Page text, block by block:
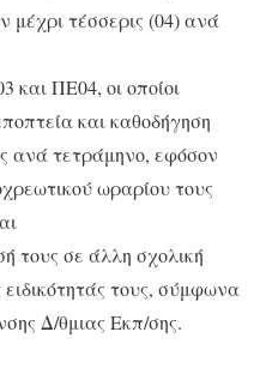
μέχρι τέσσερις (04) ανά
και ΠΕ04, οι οποίοι
και καθοδήγηση
ανά τετράμηνο, εφόσον
ωραρίου τους
τους σε άλλη σχολική
τους, σύμφωνα
Δ/θμιας Εκπ/σης.